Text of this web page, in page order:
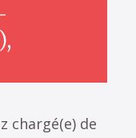
chargé(e) de